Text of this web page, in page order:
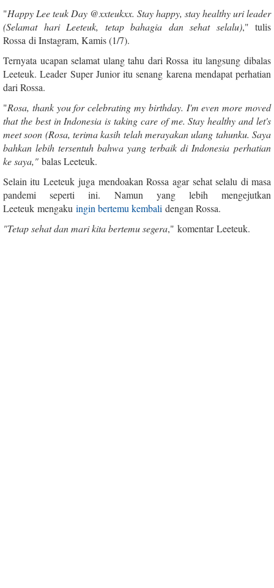
"Happy Lee teuk Day @xxteukxx. Stay happy, stay healthy uri leader
(Selamat hari Leeteuk, tetap bahagia dan sehat selalu)," tulis
Rossa di Instagram, Kamis (1/7).
Ternyata ucapan selamat ulang tahu dari Rossa itu langsung dibalas
Leeteuk. Leader Super Junior itu senang karena mendapat perhatian
dari Rossa.
"Rosa, thank you for celebrating my birthday. I'm even more moved
that the best in Indonesia is taking care of me. Stay healthy and let's
meet soon (Rosa, terima kasih telah merayakan ulang tahunku. Saya
bahkan lebih tersentuh bahwa yang terbaik di Indonesia perhatian
ke saya," balas Leeteuk.
Selain itu Leeteuk juga mendoakan Rossa agar sehat selalu di masa
pandemi seperti ini. Namun yang lebih mengejutkan
Leeteuk mengaku ingin bertemu kembali dengan Rossa.
"Tetap sehat dan mari kita bertemu segera," komentar Leeteuk.